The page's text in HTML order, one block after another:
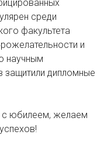
среди
факультета
и
научным
защитили дипломные
с юбилеем, желаем